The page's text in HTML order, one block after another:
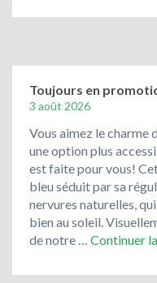
Solnhofen,
de
Bavière
Toujours en
3 août 2026
Vous aimez le charme
une option plus
est faite pour vous!
bleu séduit par sa
nervures naturelles,
bien au soleil.
de notre … Continuer